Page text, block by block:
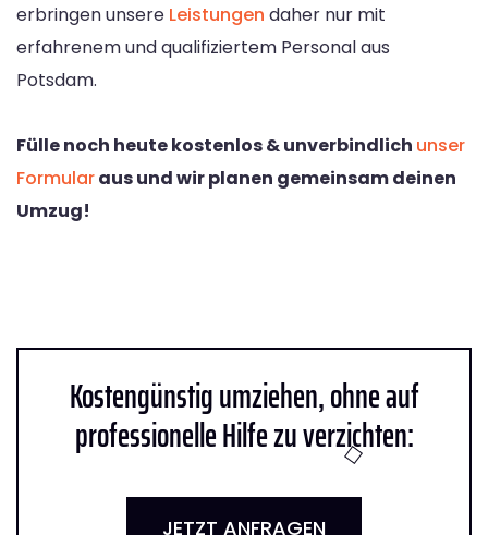
erbringen unsere Leistungen daher nur mit
erfahrenem und qualifiziertem Personal aus
Potsdam.
Fülle noch heute kostenlos & unverbindlich unser
Formularaus und wir planen gemeinsam deinen
Umzug!
Kostengünstig umziehen, ohne auf
professionelle Hilfe zu verzichten:
JETZT ANFRAGEN